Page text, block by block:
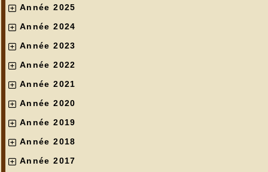
Année 2025
Année 2024
Année 2023
Année 2022
Année 2021
Année 2020
Année 2019
Année 2018
Année 2017